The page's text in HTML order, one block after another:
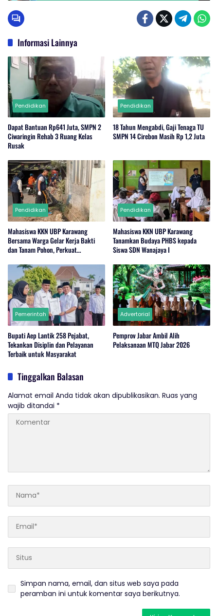
Informasi Lainnya
Pendidikan
Dapat Bantuan Rp641 Juta, SMPN 2
Ciwaringin Rehab 3 Ruang Kelas
Rusak
Pendidikan
18 Tahun Mengabdi, Gaji Tenaga TU
SMPN 14 Cirebon Masih Rp 1,2 Juta
Pendidikan
Mahasiswa KKN UBP Karawang
Bersama Warga Gelar Kerja Bakti
dan Tanam Pohon, Perkuat
Pendidikan
Mahasiswa KKN UBP Karawang
Tanamkan Budaya PHBS kepada
Siswa SDN Wanajaya I
Pemerintah
Bupati Aep Lantik 258 Pejabat,
Tekankan Disiplin dan Pelayanan
Terbaik untuk Masyarakat
Advertorial
Pemprov Jabar Ambil Alih
Pelaksanaan MTQ Jabar 2026
Tinggalkan Balasan
Alamat email Anda tidak akan dipublikasikan. Ruas yang
wajib ditandai *
Simpan nama, email, dan situs web saya pada
peramban ini untuk komentar saya berikutnya.